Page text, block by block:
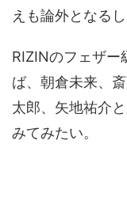
えも論外となるし
RIZINのフェザー
ば、朝倉未来、
太郎、矢地祐介
みてみたい。